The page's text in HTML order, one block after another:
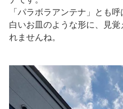
「パラボラアンテナ」とも呼
白いお皿のような形に、見
れませんね。